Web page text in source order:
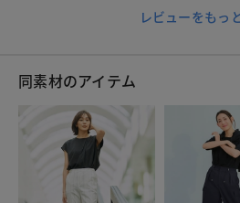
レビューをもっ
同素材のアイテム